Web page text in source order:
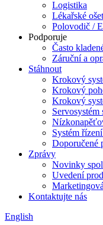
Logistika
Lékařské
Polovodič /
Podporuje
Často
Záruční a
Stáhnout
Krokový
Krokový
Krokový
Servosystém
Systém
Doporučené
Zprávy
Novinky
Uvedení
Kontaktujte nás
English